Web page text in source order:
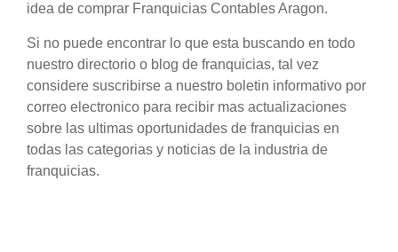
idea de comprar Franquicias Contables Aragon.
Si no puede encontrar lo que esta buscando en todo
nuestro directorio o blog de franquicias, tal vez
considere suscribirse a nuestro boletin informativo por
correo electronico para recibir mas actualizaciones
sobre las ultimas oportunidades de franquicias en
todas las categorias y noticias de la industria de
franquicias.